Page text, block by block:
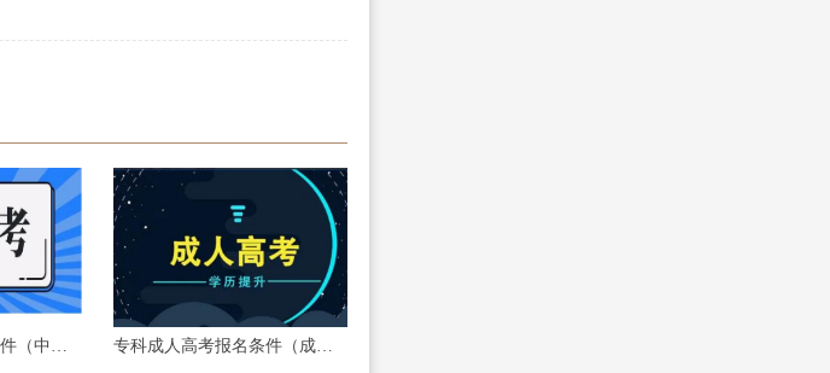
专科成人高考报名条件（成人高考报名条件详解！）